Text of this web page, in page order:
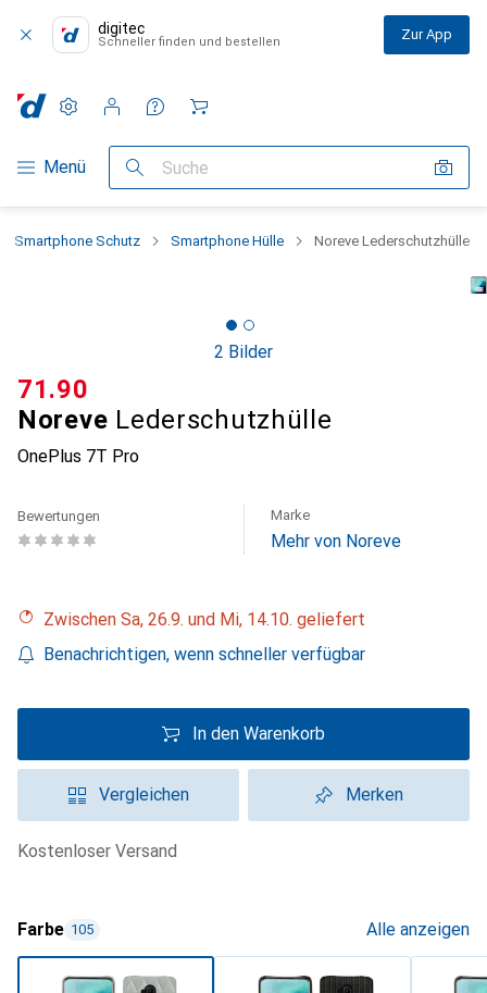
digitec
Schneller finden und bestellen Zur App
Navigation nach Kategorien
Menü Suche
Einstellungen
Kundenkonto
Vergleichslisten
Merklisten
Warenkorb
Smartphone Schutz Smartphone Hülle Noreve Lederschutzhülle
2 Bilder
Noreve Lederschutzhülle
OnePlus 7T Pro
CHF
71.90
Bewertungen Marke
Mehr von Noreve
Zwischen Sa, 26.9. und Mi, 14.10. geliefert
Benachrichtigen, wenn schneller verfügbar
In den Warenkorb
Vergleichen Merken
kostenloser Versand
Farbe 105 Alle anzeigen